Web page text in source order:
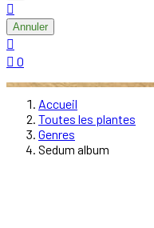

Annuler

 0
Accueil
Toutes les plantes
Genres
Sedum album